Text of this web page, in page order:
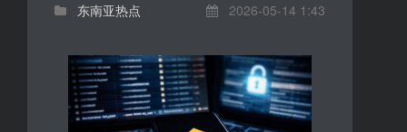
东南亚热点 2026-05-14 1:43